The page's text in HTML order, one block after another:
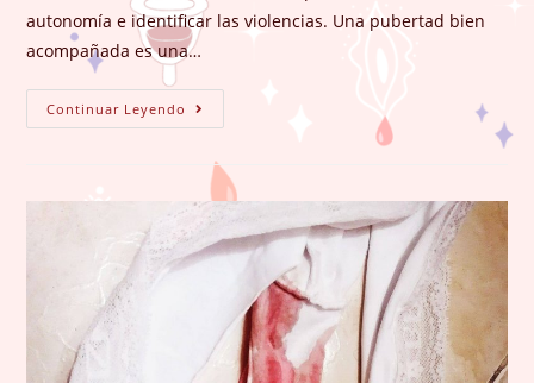
autonomía e identificar las violencias. Una pubertad bien
acompañada es una…
Continuar Leyendo Algunas
Razones
Acompañar
Pubertad.